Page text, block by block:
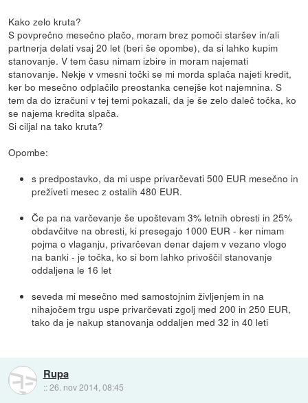
Kako zelo kruta?
S povprečno mesečno plačo, moram brez pomoči staršev in/ali
partnerja delati vsaj 20 let (beri še opombe), da si lahko kupim
stanovanje. V tem času nimam izbire in moram najemati
stanovanje. Nekje v vmesni točki se mi morda splača najeti kredit,
ker bo mesečno odplačilo preostanka cenejše kot najemnina. S
tem da do izračuni v tej temi pokazali, da je še zelo daleč točka, ko
se najema kredita slpača.
Si ciljal na tako kruta?
Opombe:
s predpostavko, da mi uspe privarčevati 500 EUR mesečno in
preživeti mesec z ostalih 480 EUR.
Če pa na varčevanje še upoštevam 3% letnih obresti in 25%
obdavčitve na obresti, ki presegajo 1000 EUR - ker nimam
pojma o vlaganju, privarčevan denar dajem v vezano vlogo
na banki - je točka, ko si bom lahko privoščil stanovanje
oddaljena le 16 let
seveda mi mesečno med samostojnim življenjem in na
nihajočem trgu uspe privarčevati zgolj med 200 in 250 EUR,
tako da je nakup stanovanja oddaljen med 32 in 40 leti
Rupa
::26. nov 2014, 08:45